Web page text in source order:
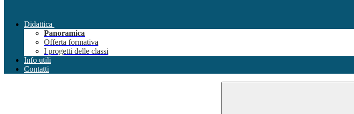
Didattica
Panoramica
Offerta formativa
I progetti delle classi
Info utili
Contatti